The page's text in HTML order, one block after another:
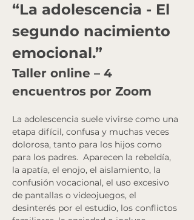
“La adolescencia - El
segundo nacimiento
emocional.”
Taller online – 4
encuentros por Zoom
La adolescencia suele vivirse como una
etapa difícil, confusa y muchas veces
dolorosa, tanto para los hijos como
para los padres.  Aparecen la rebeldía,
la apatía, el enojo, el aislamiento, la
confusión vocacional, el uso excesivo
de pantallas o videojuegos, el
desinterés por el estudio, los conflictos